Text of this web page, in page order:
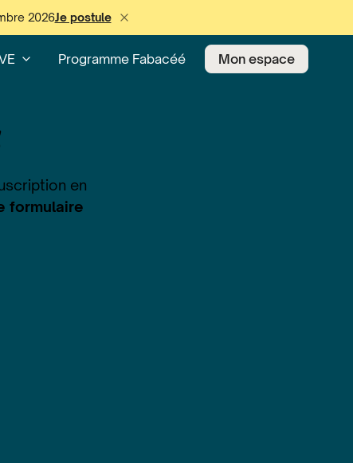
2026Je postule
Programme Fabacéé Mon espace
en
formulaire